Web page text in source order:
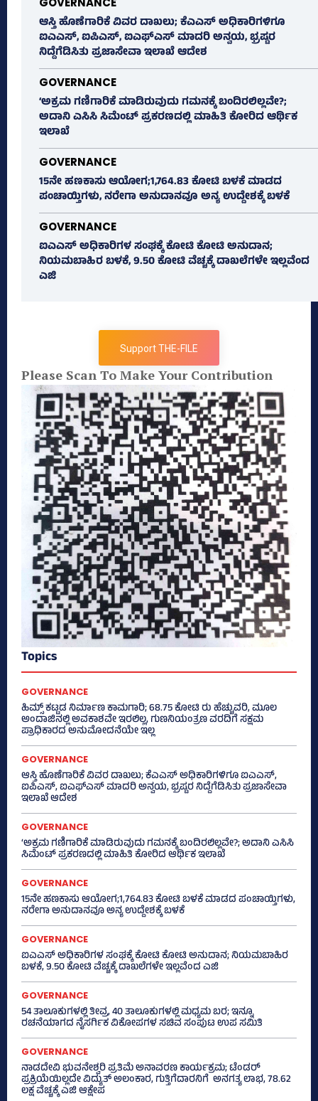
ಆಸ್ತಿ ಹೊಣೆಗಾರಿಕೆ ವಿವರ ದಾಖಲು; ಕೆಎಎಸ್ ಅಧಿಕಾರಿಗಳಿಗೂ
ಐಎಎಸ್‌, ಐಪಿಎಸ್‌, ಐಎಫ್‌ಎಸ್‌ ಮಾದರಿ ಅನ್ವಯ, ಭ್ರಷ್ಟರ
ನಿದ್ದೆಗೆಡಿಸಿತು ಪ್ರಜಾಸೇವಾ ಇಲಾಖೆ ಆದೇಶ
GOVERNANCE
‘ಅಕ್ರಮ ಗಣಿಗಾರಿಕೆ ಮಾಡಿರುವುದು ಗಮನಕ್ಕೆ ಬಂದಿರಲಿಲ್ಲವೇ?;
ಅದಾನಿ ಎಸಿಸಿ ಸಿಮೆಂಟ್ ಪ್ರಕರಣದಲ್ಲಿ ಮಾಹಿತಿ ಕೋರಿದ ಆರ್ಥಿಕ
ಇಲಾಖೆ
GOVERNANCE
15ನೇ ಹಣಕಾಸು ಆಯೋಗ;1,764.83 ಕೋಟಿ ಬಳಕೆ ಮಾಡದ
ಪಂಚಾಯ್ತಿಗಳು, ನರೇಗಾ ಅನುದಾನವೂ ಅನ್ಯ ಉದ್ದೇಶಕ್ಕೆ ಬಳಕೆ
GOVERNANCE
ಐಎಎಸ್‌ ಅಧಿಕಾರಿಗಳ ಸಂಘಕ್ಕೆ ಕೋಟಿ ಕೋಟಿ ಅನುದಾನ;
ನಿಯಮಬಾಹಿರ ಬಳಕೆ, 9.50 ಕೋಟಿ ವೆಚ್ಚಕ್ಕೆ ದಾಖಲೆಗಳೇ ಇಲ್ಲವೆಂದ
ಎಜಿ
Support THE-FILE
Please Scan To Make Your Contribution
Topics
GOVERNANCE
ಹಿಮ್ಸ್‌ ಕಟ್ಟಡ ನಿರ್ಮಾಣ ಕಾಮಗಾರಿ; 68.75 ಕೋಟಿ ರು ಹೆಚ್ಚುವರಿ, ಮೂಲ
ಅಂದಾಜಿನಲ್ಲಿ ಅವಕಾಶವೇ ಇರಲಿಲ್ಲ, ಗುಣನಿಯಂತ್ರಣ ವರದಿಗೆ ಸಕ್ಷಮ
ಪ್ರಾಧಿಕಾರದ ಅನುಮೋದನೆಯೇ ಇಲ್ಲ
GOVERNANCE
ಆಸ್ತಿ ಹೊಣೆಗಾರಿಕೆ ವಿವರ ದಾಖಲು; ಕೆಎಎಸ್ ಅಧಿಕಾರಿಗಳಿಗೂ ಐಎಎಸ್‌,
ಐಪಿಎಸ್‌, ಐಎಫ್‌ಎಸ್‌ ಮಾದರಿ ಅನ್ವಯ, ಭ್ರಷ್ಟರ ನಿದ್ದೆಗೆಡಿಸಿತು ಪ್ರಜಾಸೇವಾ
ಇಲಾಖೆ ಆದೇಶ
GOVERNANCE
‘ಅಕ್ರಮ ಗಣಿಗಾರಿಕೆ ಮಾಡಿರುವುದು ಗಮನಕ್ಕೆ ಬಂದಿರಲಿಲ್ಲವೇ?; ಅದಾನಿ ಎಸಿಸಿ
ಸಿಮೆಂಟ್ ಪ್ರಕರಣದಲ್ಲಿ ಮಾಹಿತಿ ಕೋರಿದ ಆರ್ಥಿಕ ಇಲಾಖೆ
GOVERNANCE
15ನೇ ಹಣಕಾಸು ಆಯೋಗ;1,764.83 ಕೋಟಿ ಬಳಕೆ ಮಾಡದ ಪಂಚಾಯ್ತಿಗಳು,
ನರೇಗಾ ಅನುದಾನವೂ ಅನ್ಯ ಉದ್ದೇಶಕ್ಕೆ ಬಳಕೆ
GOVERNANCE
ಐಎಎಸ್‌ ಅಧಿಕಾರಿಗಳ ಸಂಘಕ್ಕೆ ಕೋಟಿ ಕೋಟಿ ಅನುದಾನ; ನಿಯಮಬಾಹಿರ
ಬಳಕೆ, 9.50 ಕೋಟಿ ವೆಚ್ಚಕ್ಕೆ ದಾಖಲೆಗಳೇ ಇಲ್ಲವೆಂದ ಎಜಿ
GOVERNANCE
54 ತಾಲೂಕುಗಳಲ್ಲಿ ತೀವ್ರ, 40 ತಾಲೂಕುಗಳಲ್ಲಿ ಮಧ್ಯಮ ಬರ; ಇನ್ನೂ
ರಚನೆಯಾಗದ ನೈಸರ್ಗಿಕ ವಿಕೋಪಗಳ ಸಚಿವ ಸಂಪುಟ ಉಪ ಸಮಿತಿ
GOVERNANCE
ನಾಡದೇವಿ ಭುವನೇಶ್ವರಿ ಪ್ರತಿಮೆ ಅನಾವರಣ ಕಾರ್ಯಕ್ರಮ; ಟೆಂಡರ್
ಪ್ರಕ್ರಿಯೆಯಿಲ್ಲದೇ ವಿದ್ಯುತ್‌ ಅಲಂಕಾರ, ಗುತ್ತಿಗೆದಾರನಿಗೆ ಅನಗತ್ಯ ಲಾಭ, 78.62
ಲಕ್ಷ ವೆಚ್ಚಕ್ಕೆ ಎಜಿ ಆಕ್ಷೇಪ